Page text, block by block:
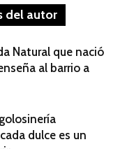
del autor
Natural que nació
al barrio a
dulce es un